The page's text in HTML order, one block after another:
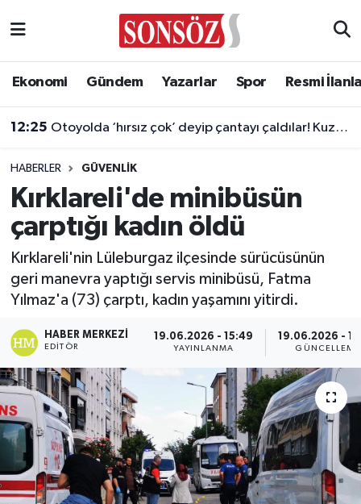
Ekonomi Gündem Yazarlar Spor Resmi
12:25 Otoyolda ‘hırsız çok’ deyip çantayı çaldılar! Kuzenler tutuklandı
HABERLER GÜVENLIK
Kırklareli'de minibüsün
çarptığı kadın öldü
Kırklareli'nin Lüleburgaz ilçesinde sürücüsünün
geri manevra yaptığı servis minibüsü, Fatma
Yılmaz'a (73) çarptı, kadın yaşamını yitirdi.
HABER MERKEZI
EDITÖR
19.06.2026 - 15:49
YAYINLANMA
19.06.2026 -
GÜNCELLEME
Asayiş
Biyografi
Çevre
Diğer
Dünya
Eğitim
Ekonomi
Eleman
Emlak
Ankara Nöbetçi Eczaneler
Ankara Trafik Yoğunluk Haritası
Süper Lig Puan Durumu ve Fikstür
Tüm Manşetler
Son Dakika Haberleri
Haber Arşivi